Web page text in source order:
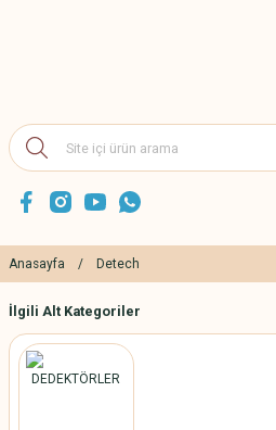
Anasayfa Detech
İlgili Alt Kategoriler